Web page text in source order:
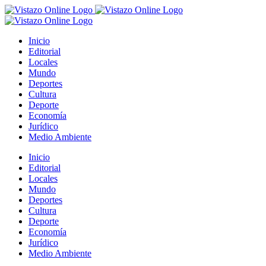
Saltar
al
Inicio
Editorial
Locales
Mundo
Deportes
Cultura
Deporte
Economía
Jurídico
Medio Ambiente
Inicio
Editorial
Locales
Mundo
Deportes
Cultura
Deporte
Economía
Jurídico
Medio Ambiente